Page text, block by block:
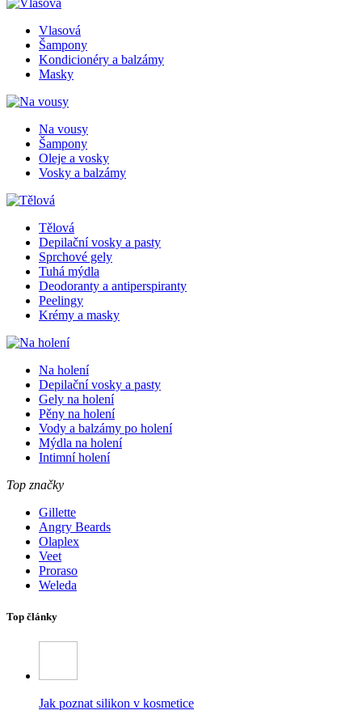
Vlasová
Šampony
Kondicionéry a balzámy
Masky
Na vousy
Šampony
Oleje a vosky
Vosky a balzámy
Tělová
Depilační vosky a pasty
Sprchové gely
Tuhá mýdla
Deodoranty a antiperspiranty
Peelingy
Krémy a masky
Na holení
Depilační vosky a pasty
Gely na holení
Pěny na holení
Vody a balzámy po holení
Mýdla na holení
Intimní holení
Top značky
Gillette
Angry Beards
Olaplex
Veet
Proraso
Weleda
Top články
Jak poznat silikon v kosmetice